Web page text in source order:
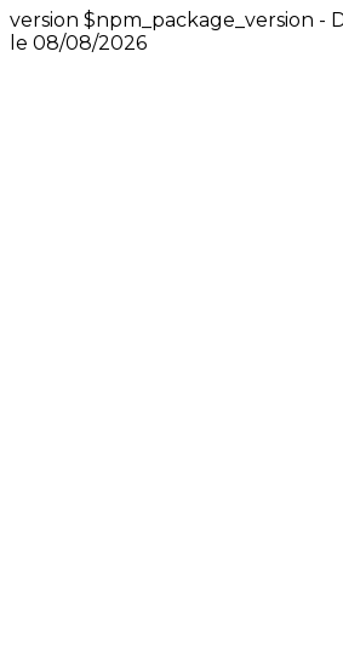
version $npm_package_version -
le 08/08/2026